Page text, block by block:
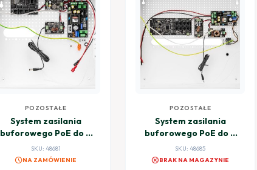
POZOSTAŁE
System zasilania
buforowego PoE do 4
kamer i rejestratora
BCS POWER BCS-
SKU: 48681
scheduleNA ZAMÓWIENIE
POZOSTAŁE
System zasilania
buforowego PoE do 8
kamer i rejestratora
BCS POWER BCS-
SKU: 48685
cancelBRAK NA MAGAZYNIE